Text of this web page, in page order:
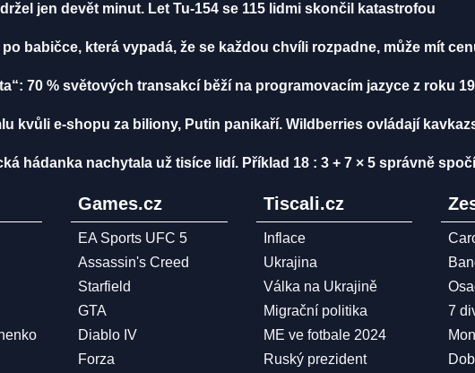
jen devět minut. Let Tu-154 se 115 lidmi skončil katastrofou
po babičce, která vypadá, že se každou chvíli rozpadne, může mít
70 % světových transakcí běží na programovacím jazyce z roku
kvůli e-shopu za biliony, Putin panikaří. Wildberries ovládají
hádanka nachytala už tisíce lidí. Příklad 18 : 3 + 7 × 5 správně
Games.cz
EA Sports UFC 5
Assassin's Creed
Starfield
GTA
Diablo IV
Forza
Tiscali.cz
Inflace
Ukrajina
Válka na Ukrajině
Migrační politika
ME ve fotbale 2024
Ruský prezident
7